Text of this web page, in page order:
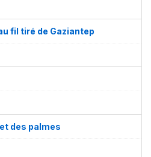
fil tiré de Gaziantep
des palmes